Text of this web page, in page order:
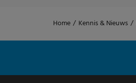
Home / Kennis & Nieuws /